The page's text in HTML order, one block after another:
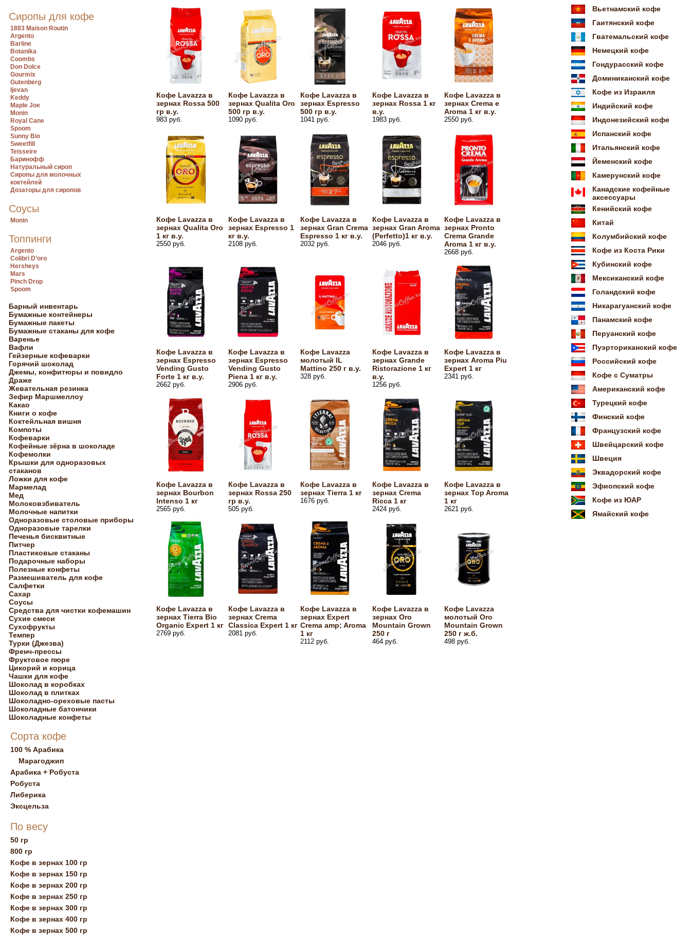
Сиропы для кофе
1883 Maison Routin
Argento
Barline
Botanika
Coombs
Don Dolce
Gourmix
Gutenberg
Ijevan
Keddy
Maple Joe
Monin
Royal Cane
Spoom
Sunny Bio
Sweetfill
Teisseire
Баринофф
Натуральный сироп
Сиропы для молочных
коктейлей
Дозаторы для сиропов
Соусы
Monin
Топпинги
Argento
Colibri D’oro
Hersheys
Mars
Pinch Drop
Spoom
Барный инвентарь
Бумажные контейнеры
Бумажные пакеты
Бумажные стаканы для кофе
Варенье
Вафли
Гейзерные кофеварки
Горячий шоколад
Джемы, конфитюры и повидло
Драже
Жевательная резинка
Зефир Маршмеллоу
Какао
Книги о кофе
Коктейльная вишня
Компоты
Кофеварки
Кофейные зёрна в шоколаде
Кофемолки
Крышки для одноразовых
стаканов
Ложки для кофе
Мармелад
Мед
Молоковзбиватель
Молочные напитки
Одноразовые столовые приборы
Одноразовые тарелки
Печенья бисквитные
Питчер
Пластиковые стаканы
Подарочные наборы
Полезные конфеты
Размешиватель для кофе
Салфетки
Сахар
Соусы
Средства для чистки кофемашин
Сухие смеси
Сухофрукты
Темпер
Турки (Джезва)
Френч-прессы
Фруктовое пюре
Цикорий и корица
Чашки для кофе
Шоколад в коробках
Шоколад в плитках
Шоколадно-ореховые пасты
Шоколадные батончики
Шоколадные конфеты
Сорта кофе
100 % Арабика
Марагоджип
Арабика + Робуста
Робуста
Либерика
Эксцельза
По весу
50 гр
800 гр
Кофе в зернах 100 гр
Кофе в зернах 150 гр
Кофе в зернах 200 гр
Кофе в зернах 250 гр
Кофе в зернах 300 гр
Кофе в зернах 400 гр
Кофе в зернах 500 гр
Кофе Lavazza в
зернах Rossa 500
гр в.у.
983 руб.
Кофе Lavazza в
зернах Qualita Oro
500 гр в.у.
1090 руб.
Кофе Lavazza в
зернах Espresso
500 гр в.у.
1041 руб.
Кофе Lavazza в
зернах Rossa 1 кг
в.у.
1983 руб.
Кофе Lavazza в
зернах Crema e
Aroma 1 кг в.у.
2550 руб.
Кофе Lavazza в
зернах Qualita Oro
1 кг в.у.
2550 руб.
Кофе Lavazza в
зернах Espresso 1
кг в.у.
2108 руб.
Кофе Lavazza в
зернах Gran Crema
Espresso 1 кг в.у.
2032 руб.
Кофе Lavazza в
зернах Gran Aroma
(Perfetto)1 кг в.у.
2046 руб.
Кофе Lavazza в
зернах Pronto
Crema Grande
Aroma 1 кг в.у.
2668 руб.
Кофе Lavazza в
зернах Espresso
Vending Gusto
Forte 1 кг в.у.
2662 руб.
Кофе Lavazza в
зернах Espresso
Vending Gusto
Piena 1 кг в.у.
2906 руб.
Кофе Lavazza
молотый IL
Mattino 250 г в.у.
328 руб.
Кофе Lavazza в
зернах Grande
Ristorazione 1 кг
в.у.
1256 руб.
Кофе Lavazza в
зернах Aroma Piu
Expert 1 кг
2341 руб.
Кофе Lavazza в
зернах Bourbon
Intenso 1 кг
2565 руб.
Кофе Lavazza в
зернах Rossa 250
гр в.у.
505 руб.
Кофе Lavazza в
зернах Tierra 1 кг
1676 руб.
Кофе Lavazza в
зернах Crema
Ricca 1 кг
2424 руб.
Кофе Lavazza в
зернах Top Aroma
1 кг
2621 руб.
Кофе Lavazza в
зернах Tierra Bio
Organic Expert 1 кг
2769 руб.
Кофе Lavazza в
зернах Crema
Classica Expert 1 кг
2081 руб.
Кофе Lavazza в
зернах Expert
Crema amp; Aroma
1 кг
2112 руб.
Кофе Lavazza в
зернах Oro
Mountain Grown
250 г
464 руб.
Кофе Lavazza
молотый Oro
Mountain Grown
250 г ж.б.
498 руб.
Вьетнамский кофе
Гаитянский кофе
Гватемальский кофе
Немецкий кофе
Гондурасский кофе
Доминиканский кофе
Кофе из Израиля
Индийский кофе
Индонезийский кофе
Испанский кофе
Итальянский кофе
Йеменский кофе
Камерунский кофе
Канадские кофейные
аксессуары
Кенийский кофе
Китай
Колумбийский кофе
Кофе из Коста Рики
Кубинский кофе
Мексиканский кофе
Голандский кофе
Никарагуанский кофе
Панамский кофе
Перуанский кофе
Пуэрториканский кофе
Российский кофе
Кофе с Суматры
Американский кофе
Турецкий кофе
Финский кофе
Французский кофе
Швейцарский кофе
Швеция
Эквадорский кофе
Эфиопский кофе
Кофе из ЮАР
Ямайский кофе